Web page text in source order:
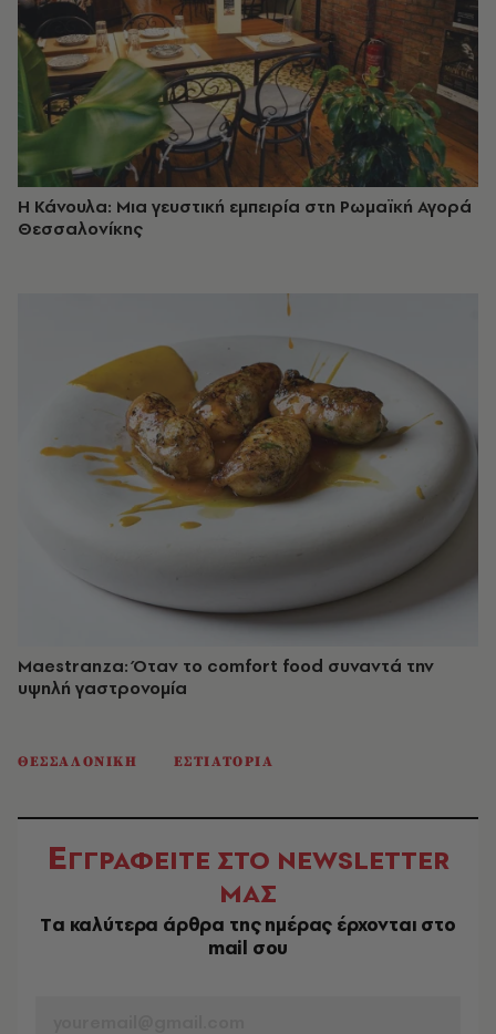
Η Κάνουλα: Μια γευστική εμπειρία στη Ρωμαϊκή Αγορά
Θεσσαλονίκης
Maestranza: Όταν το comfort food συναντά την
υψηλή γαστρονομία
ΘΕΣΣΑΛΟΝΙΚΗ ΕΣΤΙΑΤΟΡΙΑ
ΕΓΓΡΑΦΕΙΤΕ ΣΤΟ NEWSLETTER
ΜΑΣ
Tα καλύτερα άρθρα της ημέρας έρχονται στο
mail σου